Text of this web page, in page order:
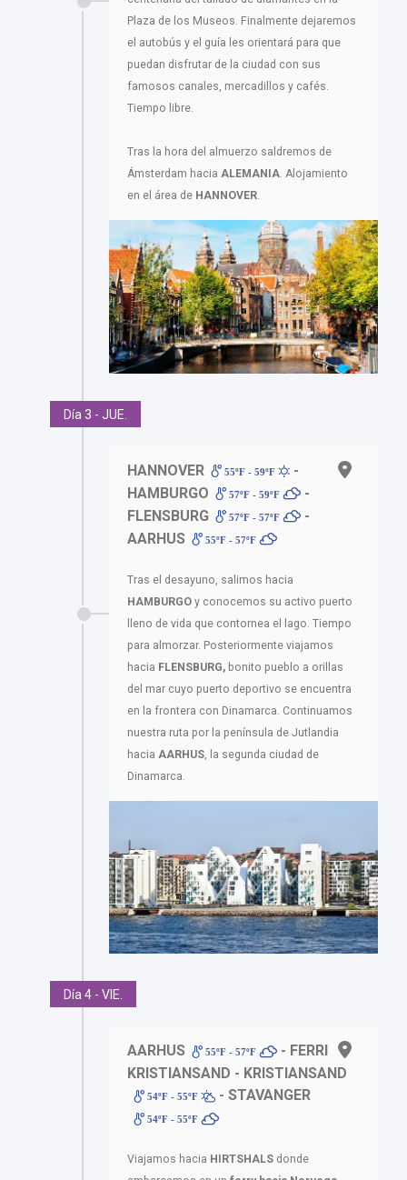
Plaza de los Museos. Finalmente dejaremos
el autobús y el guía les orientará para que
puedan disfrutar de la ciudad con sus
famosos canales, mercadillos y cafés.
Tiempo libre.
Tras la hora del almuerzo saldremos de
Ámsterdam hacia ALEMANIA. Alojamiento
en el área de HANNOVER.
Día 3 - JUE.
HANNOVER 55ºF - 59ºF
-
HAMBURGO
57ºF - 59ºF
-
FLENSBURG
57ºF - 57ºF
-
AARHUS
55ºF - 57ºF
Tras el desayuno, salimos hacia
HAMBURGO y conocemos su activo puerto
lleno de vida que contornea el lago. Tiempo
para almorzar. Posteriormente viajamos
hacia FLENSBURG, bonito pueblo a orillas
del mar cuyo puerto deportivo se encuentra
en la frontera con Dinamarca. Continuamos
nuestra ruta por la península de Jutlandia
hacia AARHUS , la segunda ciudad de
Dinamarca.
Día 4 - VIE.
AARHUS 55ºF - 57ºF
- FERRI
KRISTIANSAND - KRISTIANSAND
54ºF - 55ºF - STAVANGER
54ºF - 55ºF
Viajamos hacia HIRTSHALS donde